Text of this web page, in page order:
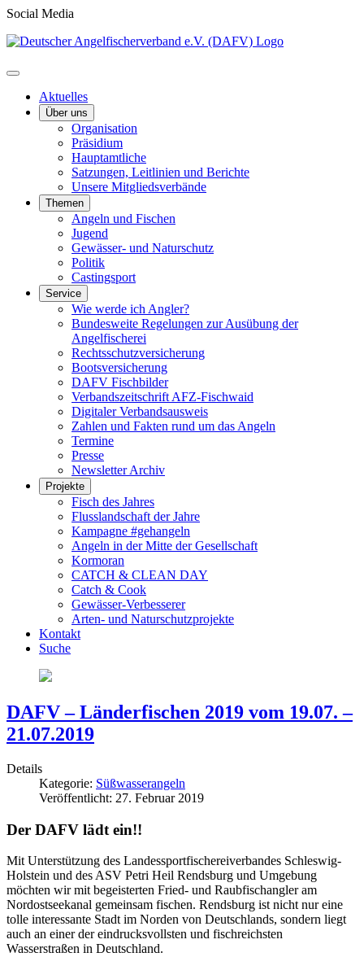
Social Media
Aktuelles
Über uns
Organisation
Präsidium
Hauptamtliche
Satzungen, Leitlinien und Berichte
Unsere Mitgliedsverbände
Themen
Angeln und Fischen
Jugend
Gewässer- und Naturschutz
Politik
Castingsport
Service
Wie werde ich Angler?
Bundesweite Regelungen zur Ausübung der
Angelfischerei
Rechtsschutzversicherung
Bootsversicherung
DAFV Fischbilder
Verbandszeitschrift AFZ-Fischwaid
Digitaler Verbandsausweis
Zahlen und Fakten rund um das Angeln
Termine
Presse
Newsletter Archiv
Projekte
Fisch des Jahres
Flusslandschaft der Jahre
Kampagne #gehangeln
Angeln in der Mitte der Gesellschaft
Kormoran
CATCH & CLEAN DAY
Catch & Cook
Gewässer-Verbesserer
Arten- und Naturschutzprojekte
Kontakt
Suche
DAFV – Länderfischen 2019 vom 19.07. –
21.07.2019
Details
Kategorie: Süßwasserangeln
Veröffentlicht: 27. Februar 2019
Der DAFV lädt ein!!
Mit Unterstützung des Landessportfischereiverbandes Schleswig-
Holstein und des ASV Petri Heil Rendsburg und Umgebung
möchten wir mit begeisterten Fried- und Raubfischangler am
Nordostseekanal gemeinsam fischen. Rendsburg ist nicht nur eine
tolle interessante Stadt im Norden von Deutschlands, sondern liegt
auch an einer der eindrucksvollsten und fischreichsten
Wasserstraßen in Deutschland.